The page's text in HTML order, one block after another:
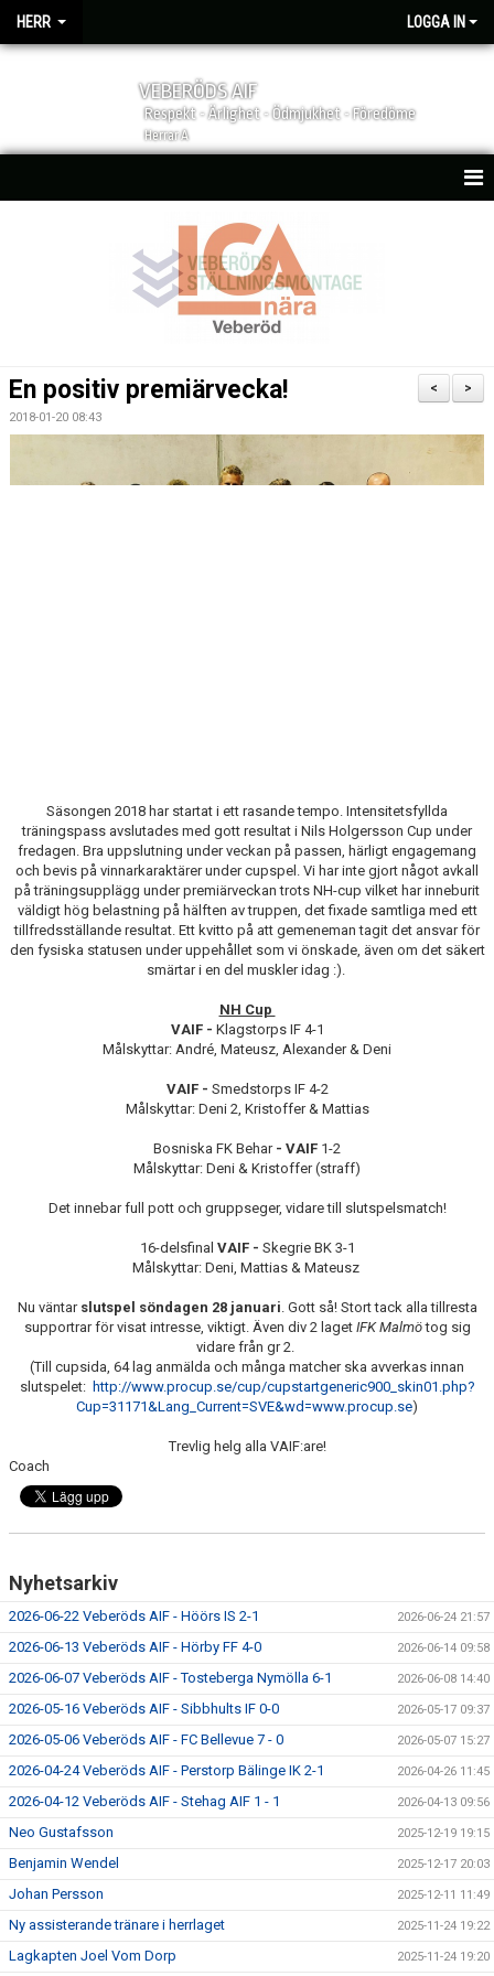
HERR LOGGA IN
VEBERÖDS AIF
Respekt - Ärlighet - Ödmjukhet - Föredöme
Herrar A
TRUPPEN
>
<
En positiv premiärvecka!
2018-01-20 08:43
Säsongen 2018 har startat i ett rasande tempo. Intensitetsfyllda
träningspass avslutades med gott resultat i Nils Holgersson Cup under
fredagen. Bra uppslutning under veckan på passen, härligt engagemang
och bevis på vinnarkaraktärer under cupspel. Vi har inte gjort något avkall
på träningsupplägg under premiärveckan trots NH-cup vilket har inneburit
väldigt hög belastning på hälften av truppen, det fixade samtliga med ett
tillfredsställande resultat. Ett kvitto på att gemeneman tagit det ansvar för
den fysiska statusen under uppehållet som vi önskade, även om det säkert
smärtar i en del muskler idag :).
NH Cup
VAIF - Klagstorps IF 4-1
Målskyttar: André, Mateusz, Alexander & Deni
VAIF - Smedstorps IF 4-2
Målskyttar: Deni 2, Kristoffer & Mattias
Bosniska FK Behar - VAIF 1-2
Målskyttar: Deni & Kristoffer (straff)
Det innebar full pott och gruppseger, vidare till slutspelsmatch!
16-delsfinal VAIF - Skegrie BK 3-1
Målskyttar: Deni, Mattias & Mateusz
Nu väntar slutspel söndagen 28 januari. Gott så! Stort tack alla tillresta
supportrar för visat intresse, viktigt. Även div 2 laget IFK Malmötog sig
vidare från gr 2.
(Till cupsida, 64 lag anmälda och många matcher ska avverkas innan
slutspelet: http://www.procup.se/cup/cupstartgeneric900_skin01.php?
Cup=31171&Lang_Current=SVE&wd=www.procup.se)
Trevlig helg alla VAIF:are!
Coach
Nyhetsarkiv
2026-06-22 Veberöds AIF - Höörs IS 2-1 2026-06-24 21:57
2026-06-13 Veberöds AIF - Hörby FF 4-0 2026-06-14 09:58
2026-06-07 Veberöds AIF - Tosteberga Nymölla 6-1 2026-06-08 14:40
2026-05-16 Veberöds AIF - Sibbhults IF 0-0 2026-05-17 09:37
2026-05-06 Veberöds AIF - FC Bellevue 7 - 0 2026-05-07 15:27
2026-04-24 Veberöds AIF - Perstorp Bälinge IK 2-1 2026-04-26 11:45
2026-04-12 Veberöds AIF - Stehag AIF 1 - 1 2026-04-13 09:56
Neo Gustafsson 2025-12-19 19:15
Benjamin Wendel 2025-12-17 20:03
Johan Persson 2025-12-11 11:49
Ny assisterande tränare i herrlaget 2025-11-24 19:22
Lagkapten Joel Vom Dorp 2025-11-24 19:20